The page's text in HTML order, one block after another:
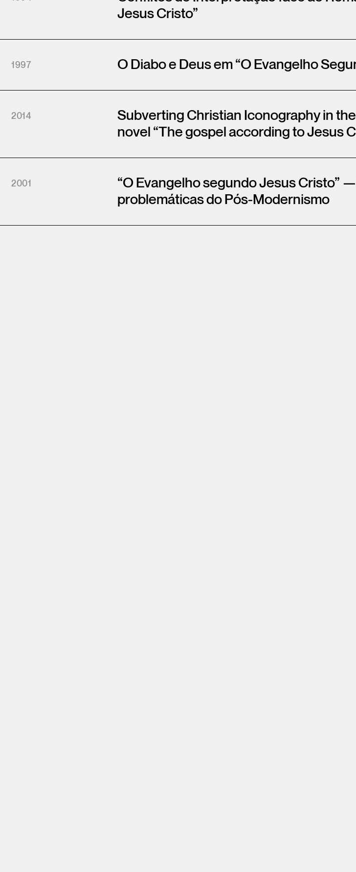
Jesus Cristo”
O Diabo e Deus em “O Evangelho
1997
Subverting Christian Iconography in
novel “The gospel according to Jesus
2014
“O Evangelho segundo Jesus Cristo”
problemáticas do Pós-Modernismo
2001